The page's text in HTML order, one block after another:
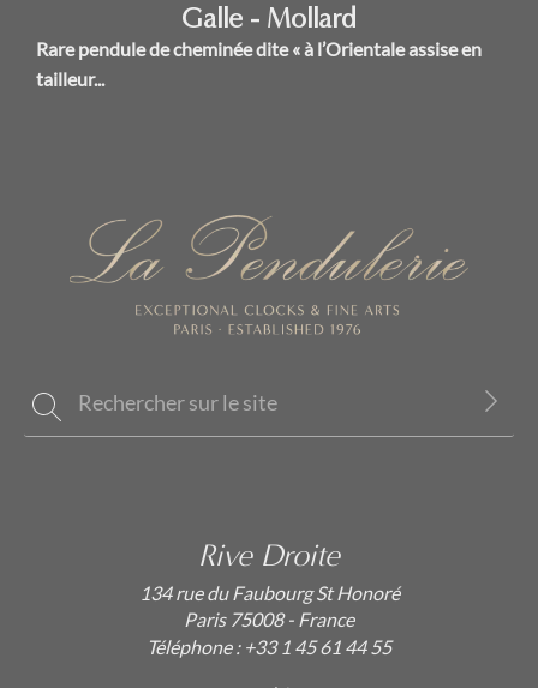
Galle - Mollard
Rare pendule de cheminée dite « à l’Orientale assise en
tailleur...
Rive Droite
134 rue du Faubourg St Honoré
Paris 75008 - France
Téléphone :+33 1 45 61 44 55